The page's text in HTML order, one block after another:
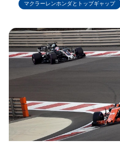
マクラーレンホンダとトップギャップ